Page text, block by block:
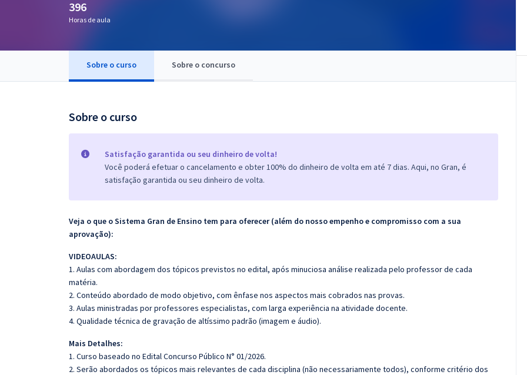
Questões grátis
396
Horas de aula
Sobre o curso Sobre o concurso
Sobre o curso
Satisfação garantida ou seu dinheiro de volta!
Você poderá efetuar o cancelamento e obter 100% do dinheiro de volta em até 7 dias. Aqui, no Gran, é
satisfação garantida ou seu dinheiro de volta.
Veja o que o Sistema Gran de Ensino tem para oferecer (além do nosso empenho e compromisso com a sua
aprovação):
VIDEOAULAS:
1. Aulas com abordagem dos tópicos previstos no edital, após minuciosa análise realizada pelo professor de cada
matéria.
2. Conteúdo abordado de modo objetivo, com ênfase nos aspectos mais cobrados nas provas.
3. Aulas ministradas por professores especialistas, com larga experiência na atividade docente.
4. Qualidade técnica de gravação de altíssimo padrão (imagem e áudio).
Mais Detalhes:
1. Curso baseado no Edital Concurso Público N° 01/2026.
2. Serão abordados os tópicos mais relevantes de cada disciplina (não necessariamente todos), conforme critério dos